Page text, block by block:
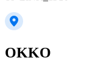
OKKO